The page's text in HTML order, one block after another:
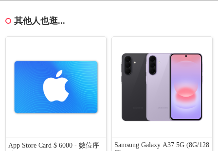
其他人也逛...
App Store Card $ 6000 - 數位序
Samsung Galaxy A37 5G (8G/128